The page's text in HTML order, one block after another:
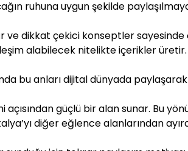
ruhuna uygun şekilde
ve dikkat çekici konseptler
alabilecek nitelikte içerikler üretir.
bu anları dijital dünyada
güçlü bir alan sunar. Bu
diğer eğlence alanlarından